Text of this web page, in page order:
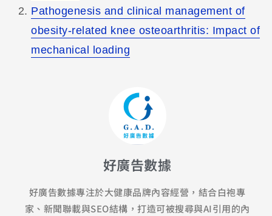
Pathogenesis and clinical management of
obesity-related knee osteoarthritis: Impact of
mechanical loading
好廣告數據
好廣告數據專注於大健康品牌內容經營，結合白袍專
家、新聞聯載與SEO結構，打造可被搜尋與AI引用的內